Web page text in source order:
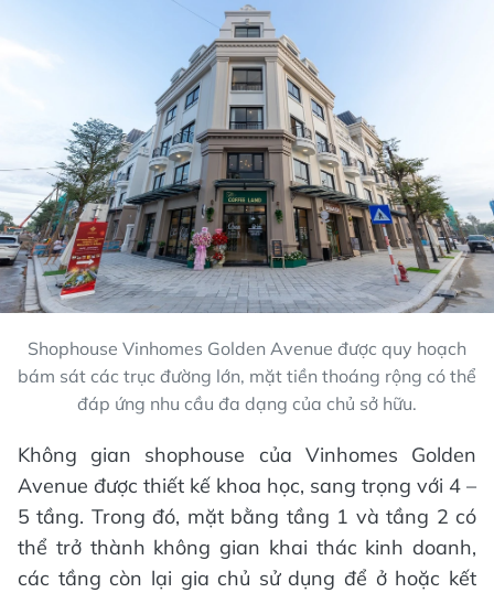
Shophouse Vinhomes Golden Avenue được quy hoạch
bám sát các trục đường lớn, mặt tiền thoáng rộng có thể
đáp ứng nhu cầu đa dạng của chủ sở hữu.
Không gian shophouse của Vinhomes Golden
Avenue được thiết kế khoa học, sang trọng với 4 –
5 tầng. Trong đó, mặt bằng tầng 1 và tầng 2 có
thể trở thành không gian khai thác kinh doanh,
các tầng còn lại gia chủ sử dụng để ở hoặc kết